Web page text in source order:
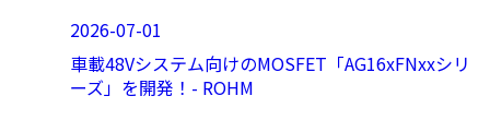
2026-07-01
車載48Vシステム向けのMOSFET「AG16xFNxxシリ
ーズ」を開発！- ROHM